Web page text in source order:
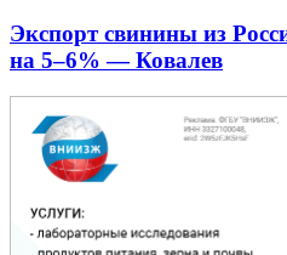
Экспорт свинины из
на 5–6% — Ковалев